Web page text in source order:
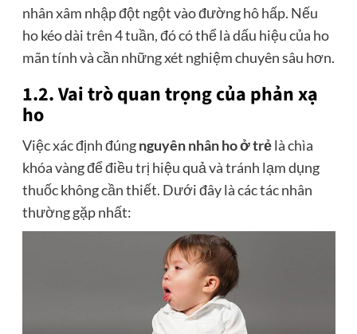
nhân xâm nhập đột ngột vào đường hô hấp. Nếu
ho kéo dài trên 4 tuần, đó có thể là dấu hiệu của ho
mãn tính và cần những xét nghiệm chuyên sâu hơn.
1.2. Vai trò quan trọng của phản xạ
ho
Việc xác định đúngnguyên nhân ho ở trẻlà chìa
khóa vàng để điều trị hiệu quả và tránh lạm dụng
thuốc không cần thiết. Dưới đây là các tác nhân
thường gặp nhất: